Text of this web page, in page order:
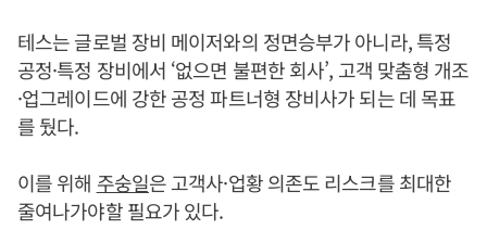
테스는 글로벌 장비 메이저와의 정면승부가 아니라, 특정
공정·특정 장비에서 ‘없으면 불편한 회사’, 고객 맞춤형 개조
·업그레이드에 강한 공정 파트너형 장비사가 되는 데 목표
를 뒀다.
이를 위해 주숭일은 고객사·업황 의존도 리스크를 최대한
줄여나가야할 필요가 있다.